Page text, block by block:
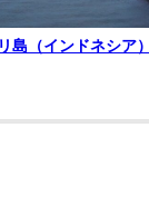
島（インドネシア